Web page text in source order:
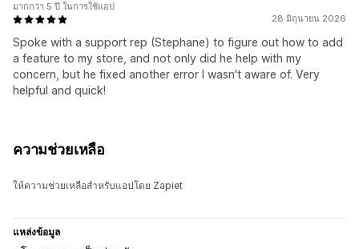
28 มิถุนายน 2026
Spoke with a support rep (Stephane) to figure out how to add
a feature to my store, and not only did he help with my
concern, but he fixed another error I wasn't aware of. Very
helpful and quick!
มากกว่า 5 ปี ในการใช้แอป
ความช่วยเหลือ
ให้ความช่วยเหลือสำหรับแอปโดย Zapiet
แหล่งข้อมูล